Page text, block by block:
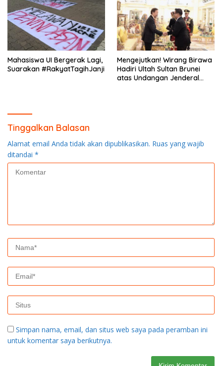
Mahasiswa UI Bergerak Lagi,
Suarakan #RakyatTagihJanji
Mengejutkan! Wirang Birawa
Hadiri Ultah Sultan Brunei
atas Undangan Jenderal
Tinggalkan Balasan
Alamat email Anda tidak akan dipublikasikan. Ruas yang wajib
ditandai *
Simpan nama, email, dan situs web saya pada peramban ini
untuk komentar saya berikutnya.